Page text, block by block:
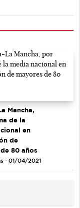
Mancha,
de la
en
de
80 años
- 01/04/2021